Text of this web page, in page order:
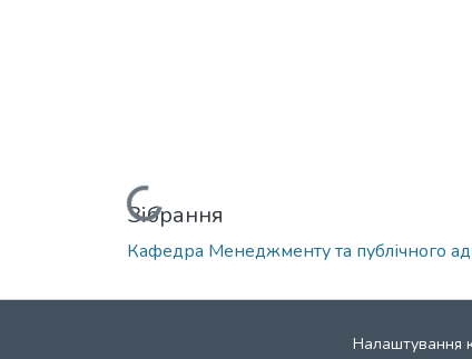
Вантажиться...
Зібрання
Кафедра Менеджменту та публічного
Налаштування